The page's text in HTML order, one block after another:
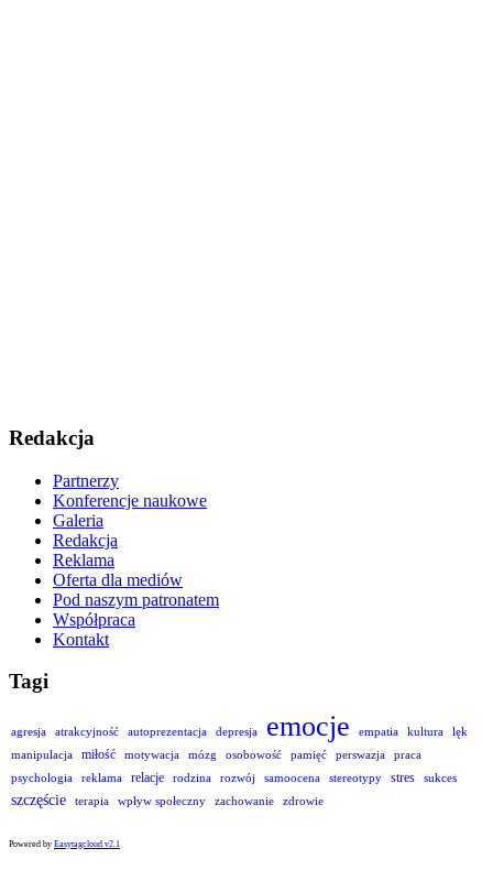
Redakcja
Partnerzy
Konferencje naukowe
Galeria
Redakcja
Reklama
Oferta dla mediów
Pod naszym patronatem
Współpraca
Kontakt
Tagi
agresja atrakcyjność autoprezentacja depresja emocje empatia kultura
lęk
manipulacja
miłość motywacja mózg osobowość pamięć perswazja
praca
psychologia
reklama relacje rodzina rozwój samoocena stereotypy stres sukces
szczęście terapia wpływ społeczny zachowanie zdrowie
Powered by Easytagcloud v2.1